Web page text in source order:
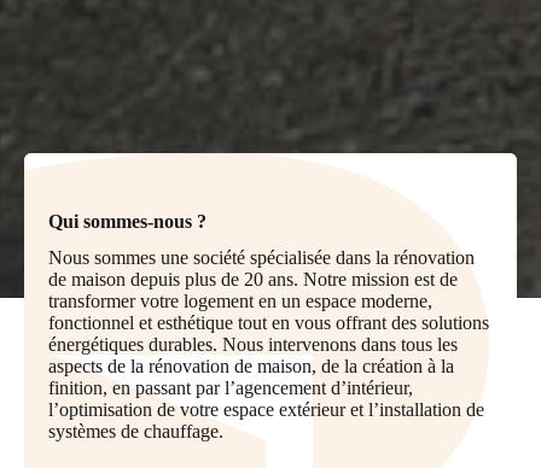
Qui sommes-nous ?
Nous sommes une société spécialisée dans la rénovation
de maison depuis plus de 20 ans. Notre mission est de
transformer votre logement en un espace moderne,
fonctionnel et esthétique tout en vous offrant des solutions
énergétiques durables. Nous intervenons dans tous les
aspects de la rénovation de maison, de la création à la
finition, en passant par l’agencement d’intérieur,
l’optimisation de votre espace extérieur et l’installation de
systèmes de chauffage.